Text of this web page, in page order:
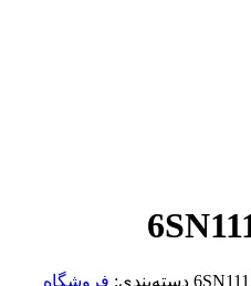
دسته‌بندی: فروشگاه